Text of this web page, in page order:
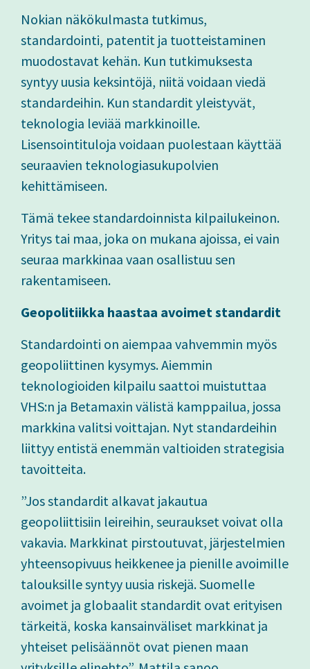
Nokian näkökulmasta tutkimus,
standardointi, patentit ja tuotteistaminen
muodostavat kehän. Kun tutkimuksesta
syntyy uusia keksintöjä, niitä voidaan viedä
standardeihin. Kun standardit yleistyvät,
teknologia leviää markkinoille.
Lisensointituloja voidaan puolestaan käyttää
seuraavien teknologiasukupolvien
kehittämiseen.
Tämä tekee standardoinnista kilpailukeinon.
Yritys tai maa, joka on mukana ajoissa, ei vain
seuraa markkinaa vaan osallistuu sen
rakentamiseen.
Geopolitiikka haastaa avoimet standardit
Standardointi on aiempaa vahvemmin myös
geopoliittinen kysymys. Aiemmin
teknologioiden kilpailu saattoi muistuttaa
VHS:n ja Betamaxin välistä kamppailua, jossa
markkina valitsi voittajan. Nyt standardeihin
liittyy entistä enemmän valtioiden strategisia
tavoitteita.
”Jos standardit alkavat jakautua
geopoliittisiin leireihin, seuraukset voivat olla
vakavia. Markkinat pirstoutuvat, järjestelmien
yhteensopivuus heikkenee ja pienille avoimille
talouksille syntyy uusia riskejä. Suomelle
avoimet ja globaalit standardit ovat erityisen
tärkeitä, koska kansainväliset markkinat ja
yhteiset pelisäännöt ovat pienen maan